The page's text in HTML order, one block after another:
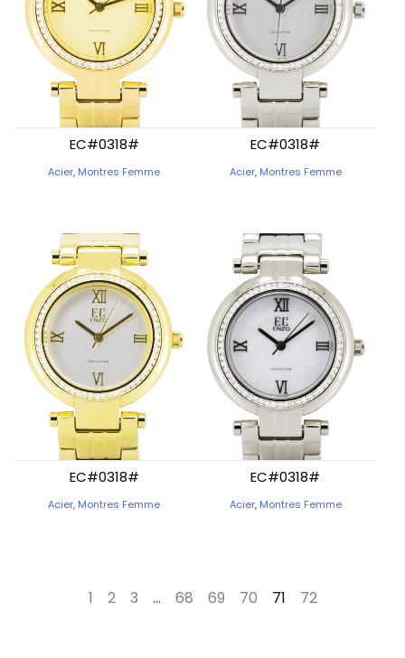
EC#0318#
Acier, Montres Femme
EC#0318#
Acier, Montres Femme
EC#0318#
Acier, Montres Femme
EC#0318#
Acier, Montres Femme
1 2 3 … 68 69 70 71 72